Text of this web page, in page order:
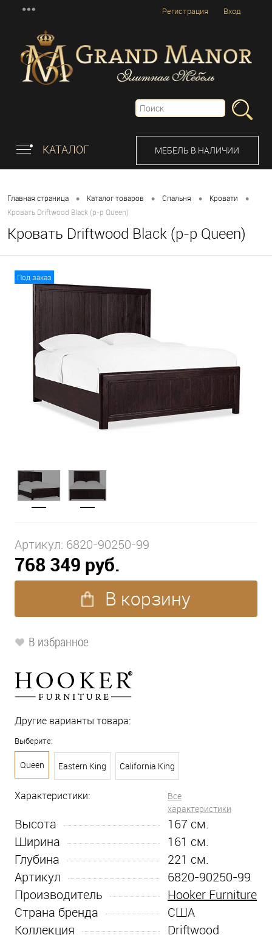
Вход
Регистрация
КАТАЛОГ МЕБЕЛЬ В НАЛИЧИИ
Главная страница • Каталог товаров • Спальня • Кровати •
Кровать Driftwood Black (р-р Queen)
Кровать Driftwood Black (р-р Queen)
Под заказ
Артикул: 6820-90250-99
768 349 руб.
В корзину
В избранное
Другие варианты товара:
Выберите:
Queen Eastern King California King
Характеристики:
Все
характеристики
Высота 167 см.
Ширина
161 см.
Глубина
221 см.
Артикул
6820-90250-99
Производитель
Hooker Furniture
Страна бренда
США
Коллекция
Driftwood